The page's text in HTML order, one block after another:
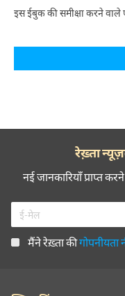
इस ईबुक की समीक्षा करने वाले
रेख़्ता
नई जानकारियाँ प्राप्त
मैंने रेख़्ता कीगोपनीयता